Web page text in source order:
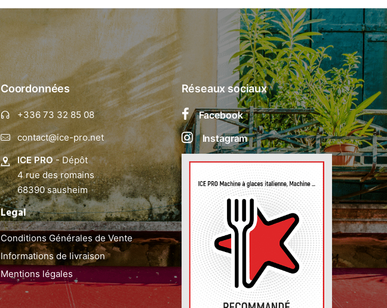
Coordonnées
+336 73 32 85 08
contact@ice-pro.net
ICE PRO- Dépôt
4 rue des romains
68390 sausheim
Legal
Conditions Générales de Vente
Informations de livraison
Mentions légales
Réseaux sociaux
Facebook
Instagram